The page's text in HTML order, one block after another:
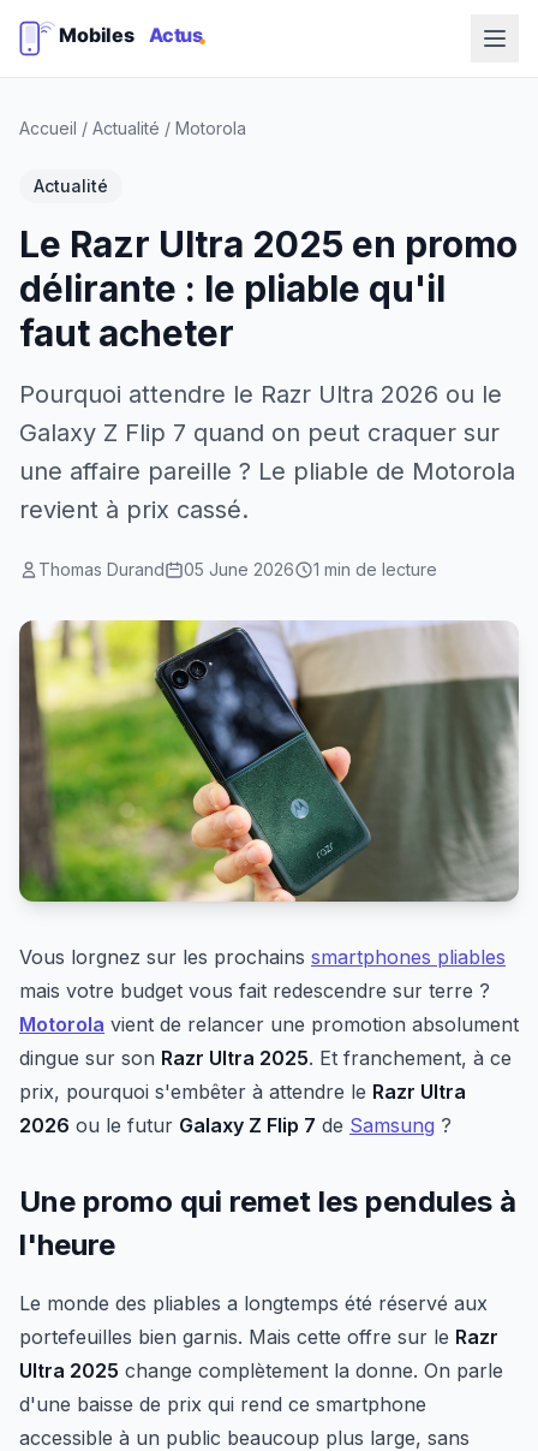
Accueil / Actualité / Motorola
Actualité
Le Razr Ultra 2025 en promo
délirante : le pliable qu'il
faut acheter
Pourquoi attendre le Razr Ultra 2026 ou le
Galaxy Z Flip 7 quand on peut craquer sur
une affaire pareille ? Le pliable de Motorola
revient à prix cassé.
Thomas Durand 05 June 2026 1 min de lecture
Vous lorgnez sur les prochains smartphones pliables
mais votre budget vous fait redescendre sur terre ?
Motorola vient de relancer une promotion absolument
dingue sur son Razr Ultra 2025. Et franchement, à ce
prix, pourquoi s'embêter à attendre le Razr Ultra
2026 ou le futur Galaxy Z Flip 7 de Samsung ?
Une promo qui remet les pendules à
l'heure
Le monde des pliables a longtemps été réservé aux
portefeuilles bien garnis. Mais cette offre sur le Razr
Ultra 2025 change complètement la donne. On parle
d'une baisse de prix qui rend ce smartphone
accessible à un public beaucoup plus large, sans